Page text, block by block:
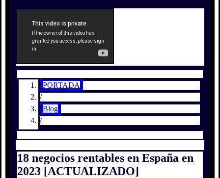
PORTADA
/
Blog
/
18 negocios rentables en España en
2023 [ACTUALIZADO]